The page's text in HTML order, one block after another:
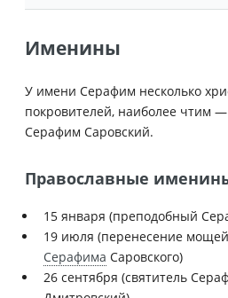
Именины
У имени Серафим несколько
покровителей, наиболее чтим
Серафим Саровский.
Православные
15 января (преподобный
19 июля (перенесение
Серафима Саровского)
26 сентября (святитель